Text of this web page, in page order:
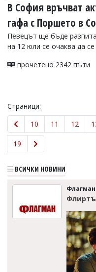
В София връчват
гафа с Поршето в
Певецът ще бъде
на 12 юли се очаква да
прочетено 2342 пъти
Страници:
10
11 12
19
ВСИЧКИ НОВИНИ